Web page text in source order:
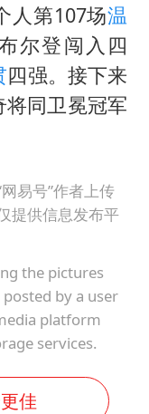
人第107场温
尔登闯入四
四强。接下来
同卫冕冠军
易号”作者上传
提供信息发布平
the pictures
by a user
platform
services.
佳